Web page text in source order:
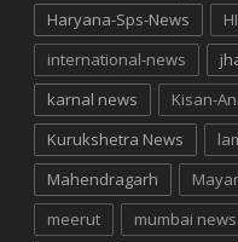
Haryana-Sps-News
international-news
karnal news
Kisan-
Kurukshetra News
Mahendragarh
meerut
mumbai news